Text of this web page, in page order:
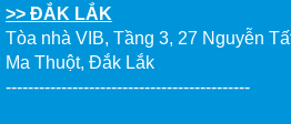
>> ĐẮK LẮK
Tòa nhà VIB, Tầng 3, 27 Nguyễn
Ma Thuột, Đắk Lắk
--------------------------------------------